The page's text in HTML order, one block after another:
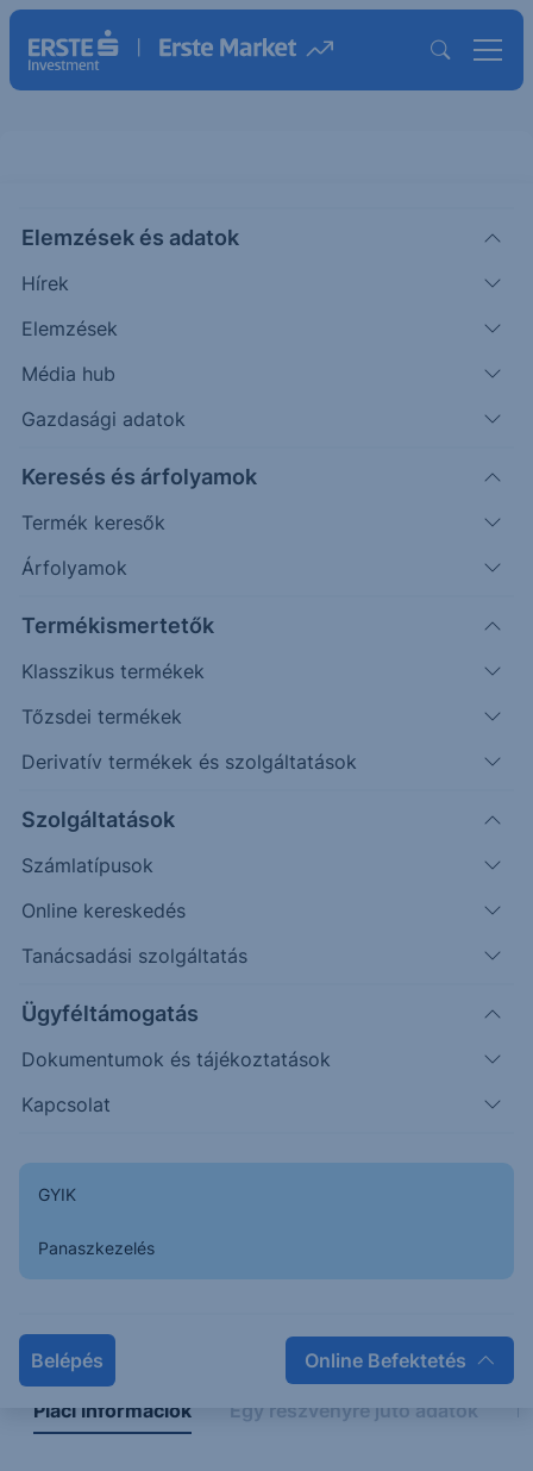
Elemzések és adatok
Hírek
Elemzések
Média hub
Gazdasági adatok
Keresés és árfolyamok
Termék keresők
Árfolyamok
Termékismertetők
Klasszikus termékek
Tőzsdei termékek
Derivatív termékek és szolgáltatások
Szolgáltatások
Számlatípusok
Online kereskedés
Tanácsadási szolgáltatás
Ügyféltámogatás
Dokumentumok és tájékoztatások
Kapcsolat
GYIK
Panaszkezelés
Belépés Online Befektetés
GBF(XETRA)
BILFINGER BERGER ORD
82.20
Időpont: 26.08.07. 14:14
Előző záró:
81.60
Árfolyamértesítő rögzítése
További információk kérése
08:00
81.25
81.50
81.75
82.25
82.50
Napon belüli Historikus
Piaci információk Egy részvényre jutó adatok